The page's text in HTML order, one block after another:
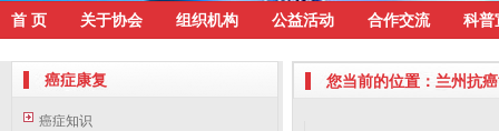
首 页 关于协会 组织机构 公益活动 合作交流 科普
癌症康复
癌症知识
您当前的位置：兰州抗